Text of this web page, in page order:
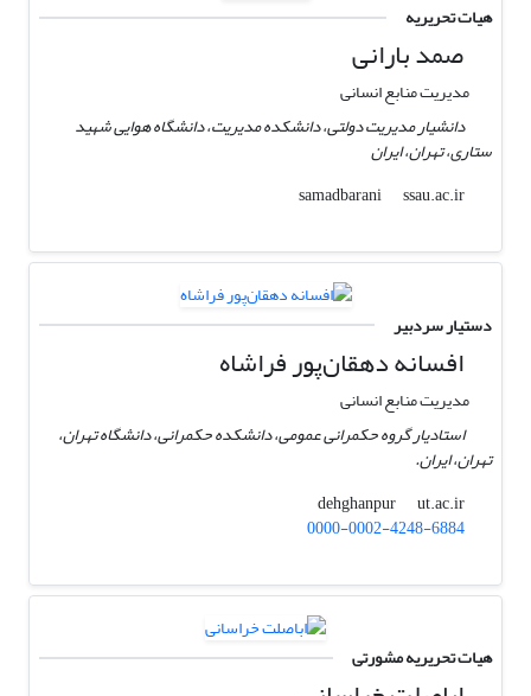
هیات تحریریه
صمد بارانی
مدیریت منابع انسانی
دانشیار مدیریت دولتی، دانشکده مدیریت، دانشگاه هوایی شهید
ستاری، تهران، ایران
samadbarani
ssau.ac.ir
دستیار سردبیر
افسانه دهقان‌پور فراشاه
مدیریت منابع انسانی
استادیار گروه حکمرانی عمومی، دانشکده حکمرانی، دانشگاه تهران،
تهران، ایران.
dehghanpur
ut.ac.ir
0000-0002-4248-6884
هیات تحریریه مشورتی